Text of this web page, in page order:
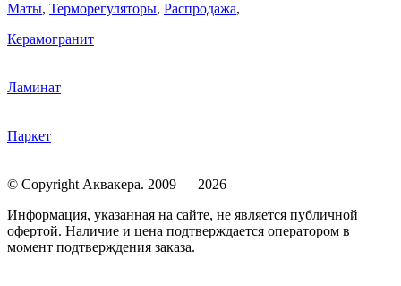
Маты, Терморегуляторы, Распродажа,
Керамогранит
Ламинат
Паркет
© Copyright Аквакера. 2009 — 2026
Информация, указанная на сайте, не является публичной
офертой. Наличие и цена подтверждается оператором в
момент подтверждения заказа.